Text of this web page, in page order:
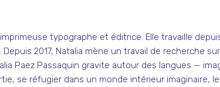
typographe et éditrice. Elle travaille
2017, Natalia mène un travail de recherche
Paez Passaquin gravite autour des langues —
se réfugier dans un monde intérieur imaginaire,